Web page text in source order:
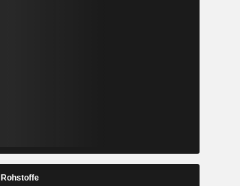
Rohstoffe